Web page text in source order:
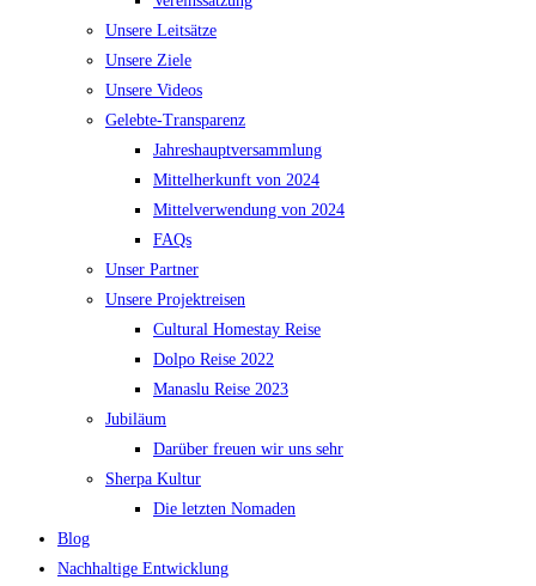
Unsere Leitsätze
Unsere Ziele
Unsere Videos
Gelebte-Transparenz
Jahreshauptversammlung
Mittelherkunft von 2024
Mittelverwendung von 2024
FAQs
Unser Partner
Unsere Projektreisen
Cultural Homestay Reise
Dolpo Reise 2022
Manaslu Reise 2023
Jubiläum
Darüber freuen wir uns sehr
Sherpa Kultur
Die letzten Nomaden
Blog
Nachhaltige Entwicklung